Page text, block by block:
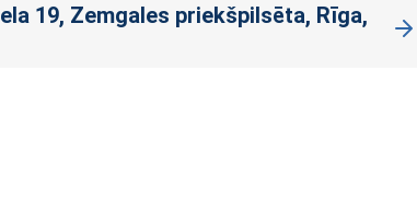
19, Zemgales priekšpilsēta, Rīga,